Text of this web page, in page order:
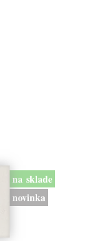
na sklade
novinka